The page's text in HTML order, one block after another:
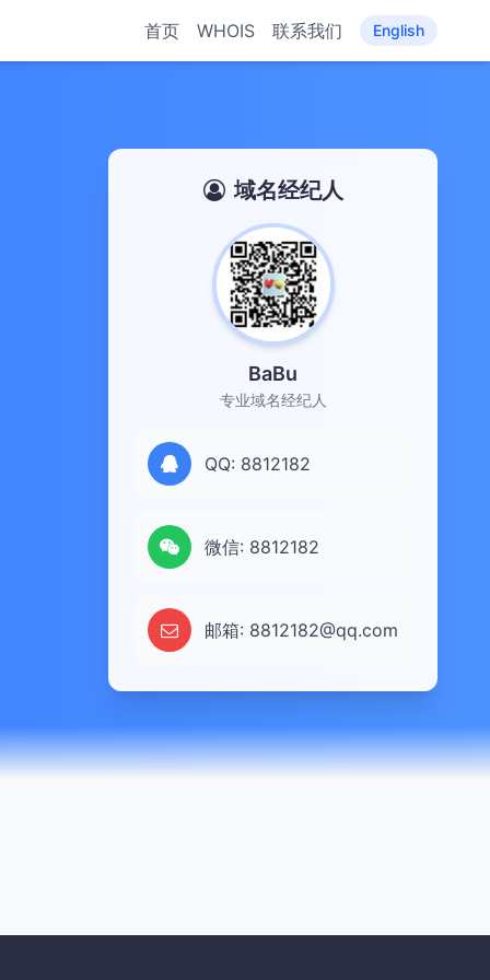
首页 WHOIS 联系我们 English
域名经纪人
BaBu
专业域名经纪人
QQ: 8812182
微信: 8812182
邮箱: 8812182@qq.com